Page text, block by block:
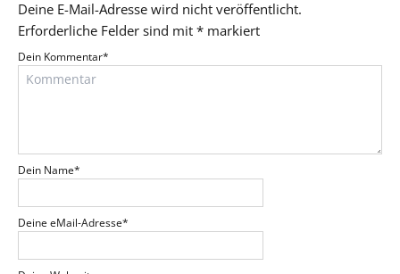
Deine E-Mail-Adresse wird nicht veröffentlicht.
Erforderliche Felder sind mit * markiert
Dein Kommentar*
Dein Name*
Deine eMail-Adresse*